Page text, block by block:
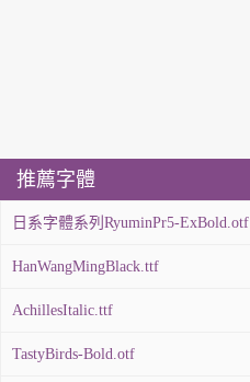
推薦字體
日系字體系列RyuminPr5-ExBold.otf
HanWangMingBlack.ttf
AchillesItalic.ttf
TastyBirds-Bold.otf